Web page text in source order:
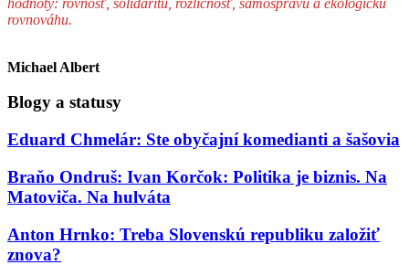
rovnováhu.
Michael Albert
Blogy a statusy
Eduard Chmelár: Ste obyčajní komedianti a šašovia
Braňo Ondruš: Ivan Korčok: Politika je biznis. Na
Matoviča. Na hulváta
Anton Hrnko: Treba Slovenskú republiku založiť
znova?